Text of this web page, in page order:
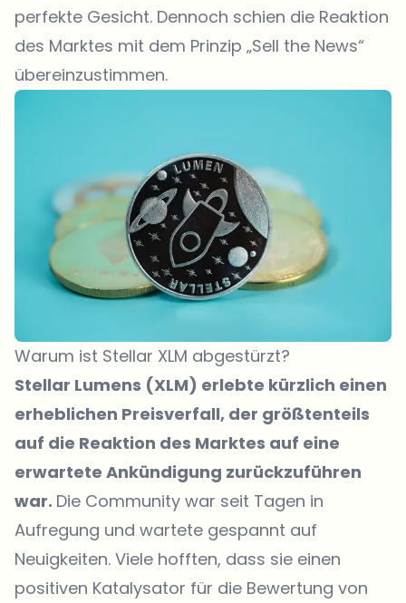
perfekte Gesicht. Dennoch schien die Reaktion
des Marktes mit dem Prinzip „Sell the News“
übereinzustimmen.
Warum ist Stellar XLM abgestürzt?
Stellar Lumens (XLM) erlebte kürzlich einen
erheblichen Preisverfall, der größtenteils
auf die Reaktion des Marktes auf eine
erwartete Ankündigung zurückzuführen
war. Die Community war seit Tagen in
Aufregung und wartete gespannt auf
Neuigkeiten. Viele hofften, dass sie einen
positiven Katalysator für die Bewertung von